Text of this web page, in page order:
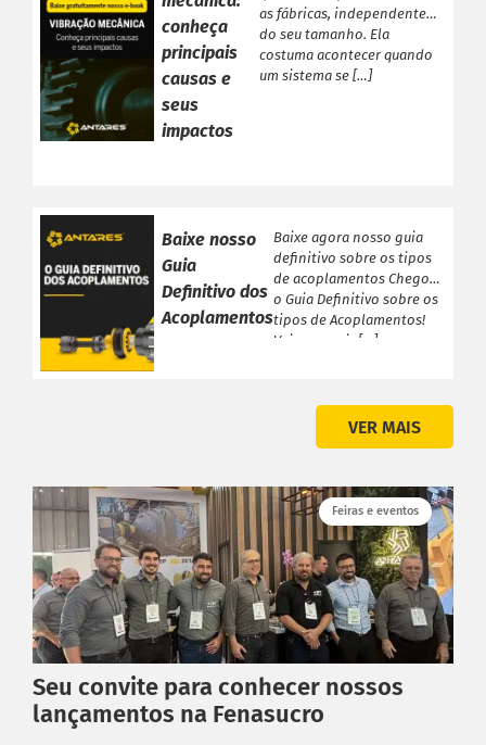
conheça
principais
causas e
seus
impactos
as fábricas, independente
do seu tamanho. Ela
costuma acontecer quando
um sistema se […]
Baixe nosso
Guia
Definitivo dos
Acoplamentos
Baixe agora nosso guia
definitivo sobre os tipos
de acoplamentos Chegou
o Guia Definitivo sobre os
tipos de Acoplamentos!
Veja a seguir […]
VER MAIS
Feiras e eventos
Seu convite para conhecer nossos
lançamentos na Fenasucro